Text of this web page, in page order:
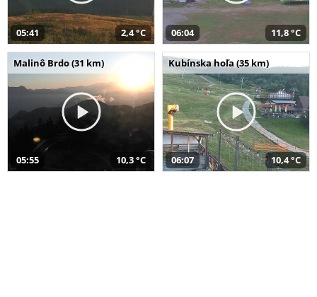
05:41 2,4 °C 06:04 11,8 °C
Malinô Brdo (31 km)
05:55 10,3 °C
Kubínska hoľa (35 km)
06:07 10,4 °C